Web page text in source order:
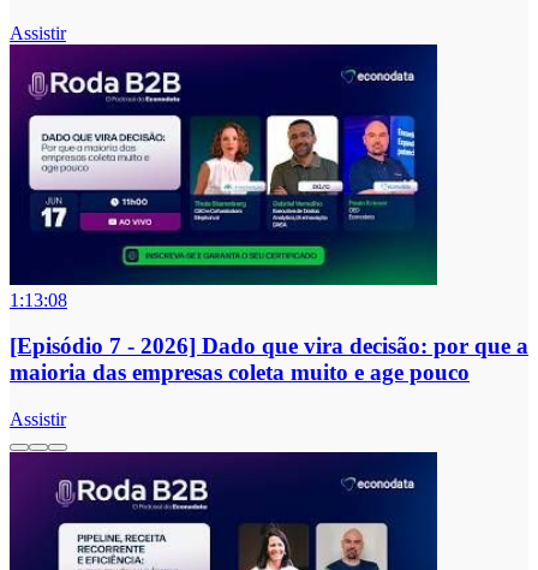
Assistir
1:13:08
[Episódio 7 - 2026] Dado que vira decisão: por que a
maioria das empresas coleta muito e age pouco
Assistir